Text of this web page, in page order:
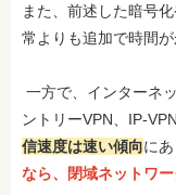
また、前述した暗号
常よりも追加で時間が
一方で、インターネ
ントリーVPN、IP-
信速度は速い傾向にあ
なら、閉域ネットワ